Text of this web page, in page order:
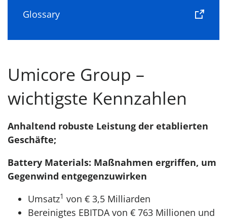
Glossary
Umicore Group –
wichtigste Kennzahlen
Anhaltend robuste Leistung der etablierten
Geschäfte;
Battery Materials: Maßnahmen ergriffen, um
Gegenwind entgegenzuwirken
Umsatz1 von € 3,5 Milliarden
Bereinigtes EBITDA von € 763 Millionen und